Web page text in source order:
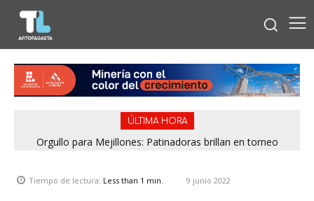
ÚLTIMA HORA
Orgullo para Mejillones: Patinadoras brillan en torneo
Tiempo de lectura: Less than 1 min. 9 junio 2022